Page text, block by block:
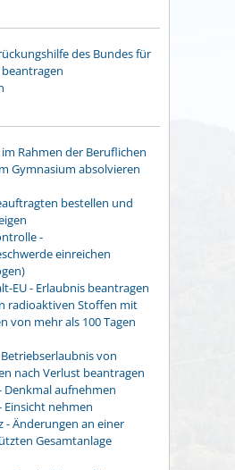
des Bundes für
Rahmen der Beruflichen
Gymnasium absolvieren
bestellen und
-
einreichen
EU - Erlaubnis beantragen
radioaktiven Stoffen mit
von mehr als 100 Tagen
von
nach Verlust beantragen
Denkmal aufnehmen
Einsicht nehmen
- Änderungen an einer
Gesamtanlage